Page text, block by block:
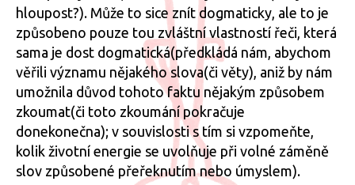
hloupost?). Může to sice znít dogmaticky, ale to je
způsobeno pouze tou zvláštní vlastností řeči, která
sama je dost dogmatická(předkládá nám, abychom
věřili významu nějakého slova(či věty), aniž by nám
umožnila důvod tohoto faktu nějakým způsobem
zkoumat(či toto zkoumání pokračuje
donekonečna); v souvislosti s tím si vzpomeňte,
kolik životní energie se uvolňuje při volné záměně
slov způsobené přeřeknutím nebo úmyslem).